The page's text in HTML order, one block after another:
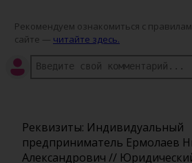
Рекомендуем ознакомиться с
сайте — читайте здесь.
Реквизиты: Индивидуальный
предприниматель Ермолаев
Александрович //